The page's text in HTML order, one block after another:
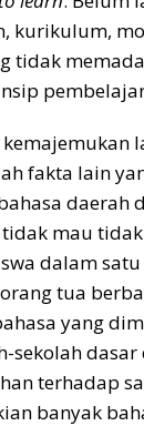
kurikulum,
tidak
fakta lain
daerah
mau
dalam
tua
yang
sekolah dasar
terhadap
banyak